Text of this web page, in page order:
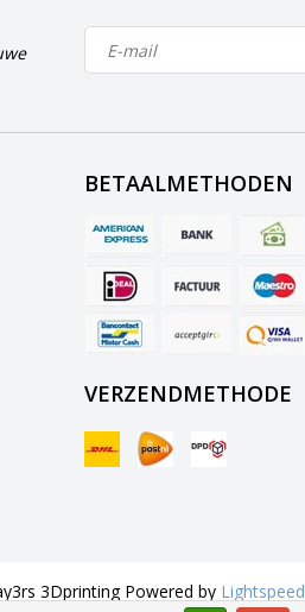
BETAALMETHODEN
VERZENDMETHODE
3Dprinting Powered by Lightspeed